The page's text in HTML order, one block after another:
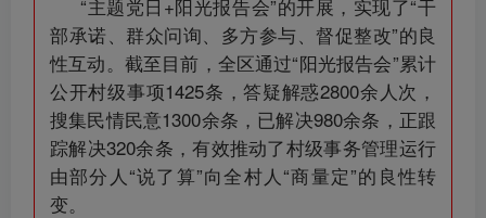
“主题党日+阳光报告会”的开展，实现了“干
部承诺、群众问询、多方参与、督促整改”的良
性互动。截至目前，全区通过“阳光报告会”累计
公开村级事项1425条，答疑解惑2800余人次，
搜集民情民意1300余条，已解决980余条，正跟
踪解决320余条，有效推动了村级事务管理运行
由部分人“说了算”向全村人“商量定”的良性转
变。